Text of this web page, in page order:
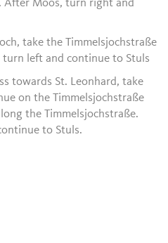
After Moos, turn right and
take the Timmelsjochstraße
left and continue to Stuls
towards St. Leonhard, take
on the Timmelsjochstraße
the Timmelsjochstraße.
to Stuls.